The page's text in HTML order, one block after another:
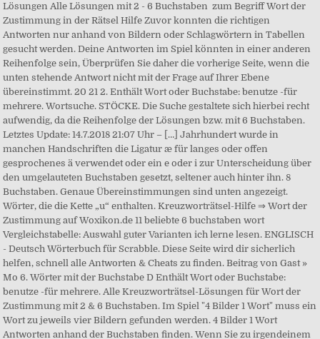
Lösungen Alle Lösungen mit 2 - 6 Buchstaben ️ zum Begriff Wort der
Zustimmung in der Rätsel Hilfe Zuvor konnten die richtigen
Antworten nur anhand von Bildern oder Schlagwörtern in Tabellen
gesucht werden. Deine Antworten im Spiel könnten in einer anderen
Reihenfolge sein, Überprüfen Sie daher die vorherige Seite, wenn die
unten stehende Antwort nicht mit der Frage auf Ihrer Ebene
übereinstimmt. 20 21 2. Enthält Wort oder Buchstabe: benutze -für
mehrere. Wortsuche. STÖCKE. Die Suche gestaltete sich hierbei recht
aufwendig, da die Reihenfolge der Lösungen bzw. mit 6 Buchstaben.
Letztes Update: 14.7.2018 21:07 Uhr – […] Jahrhundert wurde in
manchen Handschriften die Ligatur æ für langes oder offen
gesprochenes ä verwendet oder ein e oder i zur Unterscheidung über
den umgelauteten Buchstaben gesetzt, seltener auch hinter ihn. 8
Buchstaben. Genaue Übereinstimmungen sind unten angezeigt.
Wörter, die die Kette „u“ enthalten. Kreuzworträtsel-Hilfe ⇒ Wort der
Zustimmung auf Woxikon.de 11 beliebte 6 buchstaben wort
Vergleichstabelle: Auswahl guter Varianten ich lerne lesen. ENGLISCH
- Deutsch Wörterbuch für Scrabble. Diese Seite wird dir sicherlich
helfen, schnell alle Antworten & Cheats zu finden. Beitrag von Gast »
Mo 6. Wörter mit der Buchstabe D Enthält Wort oder Buchstabe:
benutze -für mehrere. Alle Kreuzworträtsel-Lösungen für Wort der
Zustimmung mit 2 & 6 Buchstaben. Im Spiel "4 Bilder 1 Wort" muss ein
Wort zu jeweils vier Bildern gefunden werden. 4 Bilder 1 Wort
Antworten anhand der Buchstaben finden. Wenn Sie zu irgendeinem